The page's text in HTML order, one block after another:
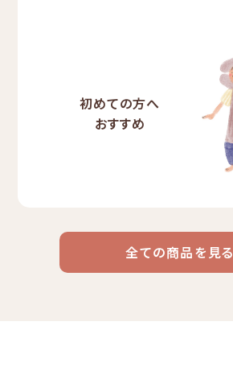
初めての方へ
おすすめ
コーヒー
リキッド
コーヒー
ケニア
全ての商品を見る